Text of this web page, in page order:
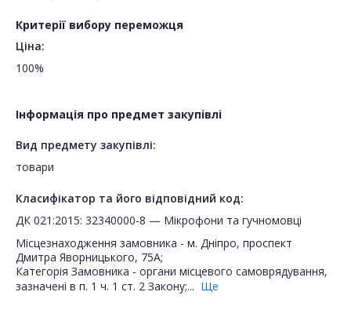
Критерії вибору переможця
Ціна:
100%
Інформація про предмет закупівлі
Вид предмету закупівлі:
товари
Класифікатор та його відповідний код:
ДК 021:2015: 32340000-8 — Мікрофони та гучномовці
Місцезнаходження замовника - м. Дніпро, проспект
Дмитра Яворницького, 75А;
Категорія Замовника - органи місцевого самоврядування,
зазначені в п. 1 ч. 1 ст. 2 Закону;... Ще